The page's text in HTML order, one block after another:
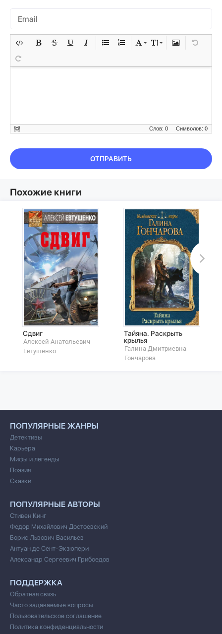
Символов: 0
Слов: 0
ОТПРАВИТЬ
Похожие книги
Сдвиг
Алексей Анатольевич
Евтушенко
Тайяна. Раскрыть
крылья
Галина Дмитриевна
Гончарова
ПОПУЛЯРНЫЕ ЖАНРЫ
Детективы
Карьера
Мифы и легенды
Поэзия
Сказки
ПОПУЛЯРНЫЕ АВТОРЫ
Стивен Кинг
Федор Михайлович Достоевский
Борис Львович Васильев
Антуан де Сент-Экзюпери
Александр Сергеевич Грибоедов
ПОДДЕРЖКА
Обратная связь
Часто задаваемые вопросы
Пользовательское соглашение
Политика конфиденциальности